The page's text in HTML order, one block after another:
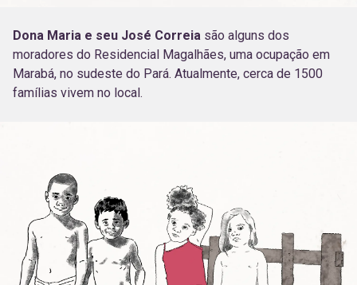
Dona Maria e seu José Correia são alguns dos
moradores do Residencial Magalhães, uma ocupação em
Marabá, no sudeste do Pará. Atualmente, cerca de 1500
famílias vivem no local.